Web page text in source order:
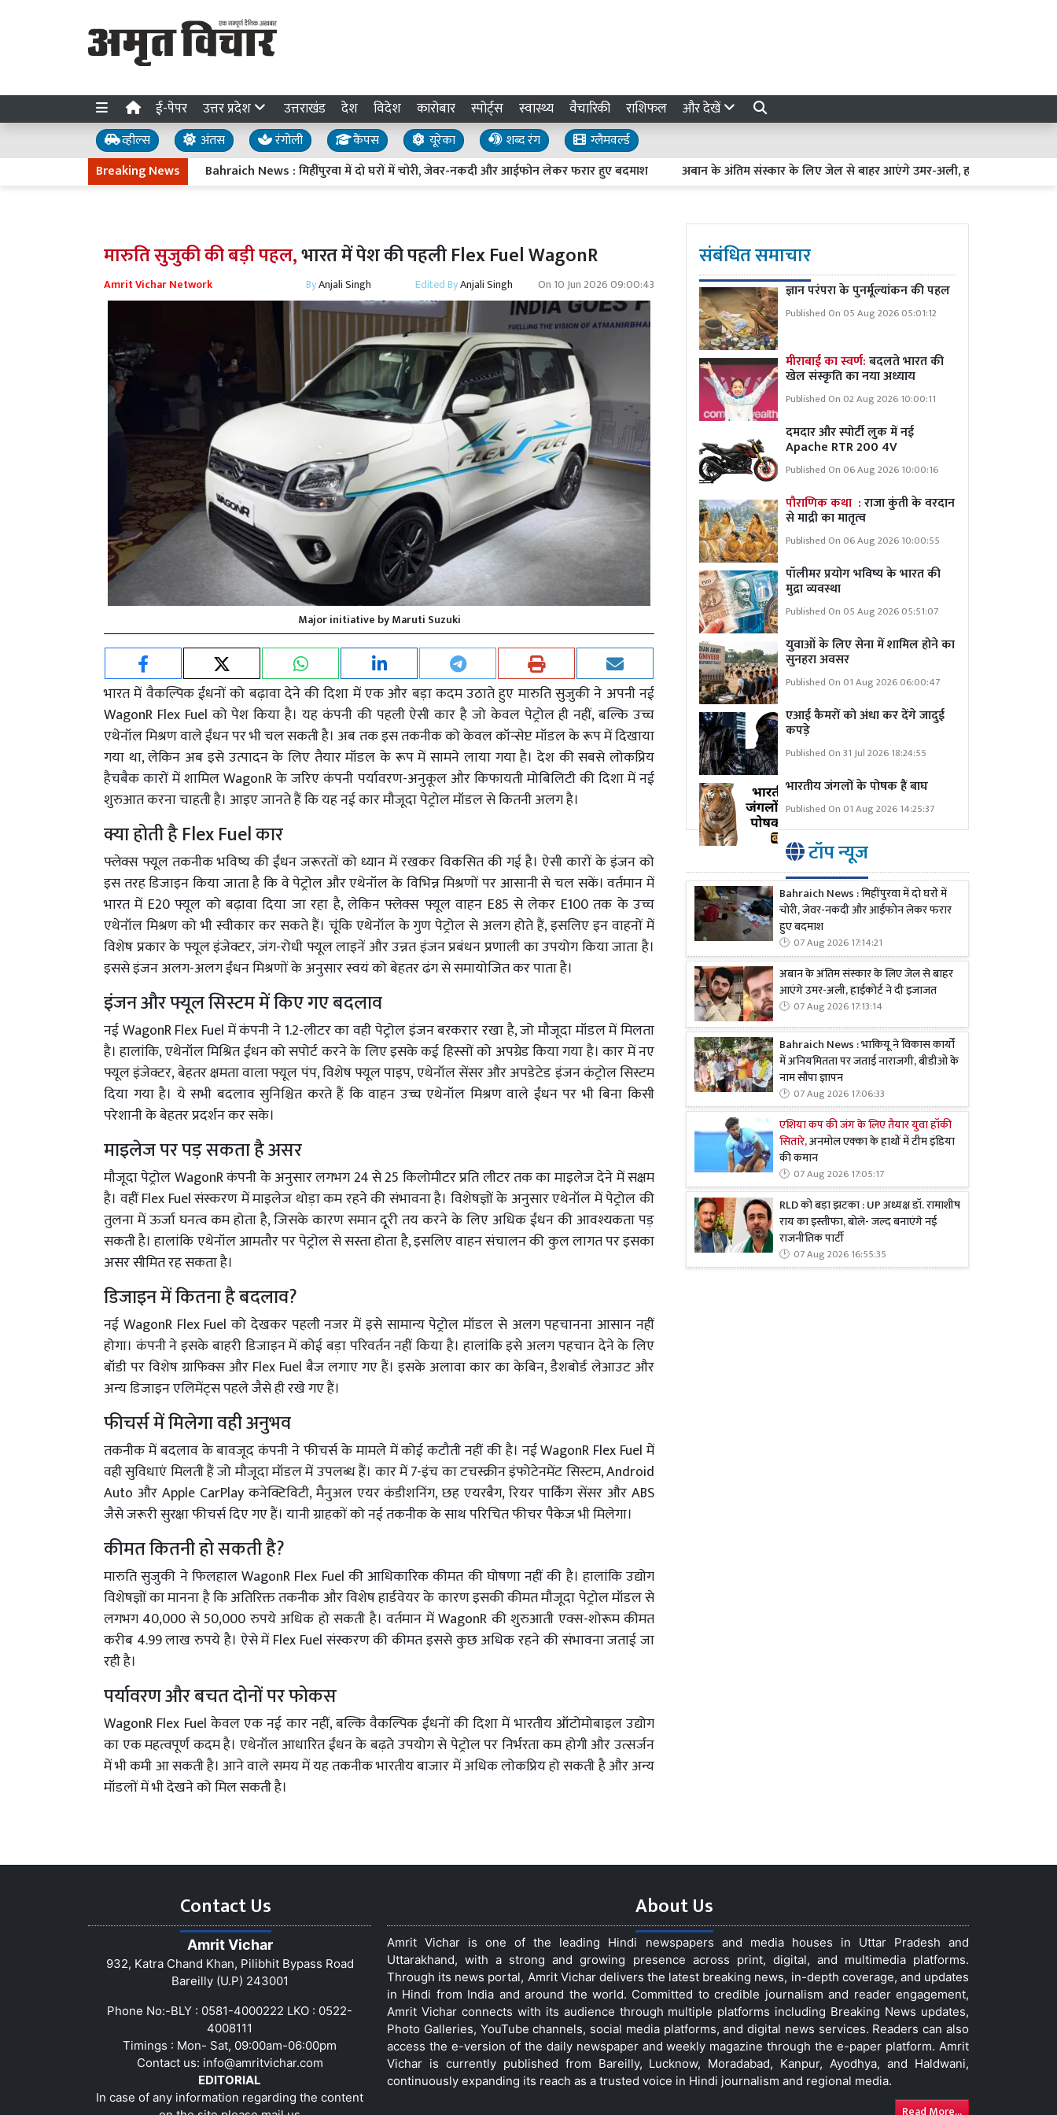
ई-पेपर उत्तर प्रदेश उत्तराखंड देश विदेश कारोबार स्पोर्ट्स स्वास्थ्य वैचारिकी राशिफल और देखें
व्हील्स अंतस रंगोली कैंपस यूरेका शब्द रंग
ग्लैमवर्ल्ड
Breaking NewsBahraich News : मिहींपुरवा में दो घरों में चोरी, जेवर-नकदी और आईफोन लेकर फरार हुए बदमाश अबान के अंतिम संस्कार के लिए जेल से बाहर आएंगे उमर-अली, हाईकोर्ट ने दी इजाजत
मारुति सुजुकी की बड़ी पहल,भारत में पेश की पहली Flex Fuel WagonR
Amrit Vichar Network ByAnjali Singh Edited ByAnjali Singh On 10 Jun 2026 09:00:43
Major initiative by Maruti Suzuki
भारत में वैकल्पिक ईंधनों को बढ़ावा देने की दिशा में एक और बड़ा कदम उठाते हुए मारुति सुजुकी ने अपनी नई
WagonR Flex Fuel को पेश किया है। यह कंपनी की पहली ऐसी कार है जो केवल पेट्रोल ही नहीं, बल्कि उच्च
एथेनॉल मिश्रण वाले ईंधन पर भी चल सकती है। अब तक इस तकनीक को केवल कॉन्सेप्ट मॉडल के रूप में दिखाया
गया था, लेकिन अब इसे उत्पादन के लिए तैयार मॉडल के रूप में सामने लाया गया है। देश की सबसे लोकप्रिय
हैचबैक कारों में शामिल WagonR के जरिए कंपनी पर्यावरण-अनुकूल और किफायती मोबिलिटी की दिशा में नई
शुरुआत करना चाहती है। आइए जानते हैं कि यह नई कार मौजूदा पेट्रोल मॉडल से कितनी अलग है।
क्या होती है Flex Fuel कार
फ्लेक्स फ्यूल तकनीक भविष्य की ईंधन जरूरतों को ध्यान में रखकर विकसित की गई है। ऐसी कारों के इंजन को
इस तरह डिजाइन किया जाता है कि वे पेट्रोल और एथेनॉल के विभिन्न मिश्रणों पर आसानी से चल सकें। वर्तमान में
भारत में E20 फ्यूल को बढ़ावा दिया जा रहा है, लेकिन फ्लेक्स फ्यूल वाहन E85 से लेकर E100 तक के उच्च
एथेनॉल मिश्रण को भी स्वीकार कर सकते हैं। चूंकि एथेनॉल के गुण पेट्रोल से अलग होते हैं, इसलिए इन वाहनों में
विशेष प्रकार के फ्यूल इंजेक्टर, जंग-रोधी फ्यूल लाइनें और उन्नत इंजन प्रबंधन प्रणाली का उपयोग किया जाता है।
इससे इंजन अलग-अलग ईंधन मिश्रणों के अनुसार स्वयं को बेहतर ढंग से समायोजित कर पाता है।
इंजन और फ्यूल सिस्टम में किए गए बदलाव
नई WagonR Flex Fuel में कंपनी ने 1.2-लीटर का वही पेट्रोल इंजन बरकरार रखा है, जो मौजूदा मॉडल में मिलता
है। हालांकि, एथेनॉल मिश्रित ईंधन को सपोर्ट करने के लिए इसके कई हिस्सों को अपग्रेड किया गया है। कार में नए
फ्यूल इंजेक्टर, बेहतर क्षमता वाला फ्यूल पंप, विशेष फ्यूल पाइप, एथेनॉल सेंसर और अपडेटेड इंजन कंट्रोल सिस्टम
दिया गया है। ये सभी बदलाव सुनिश्चित करते हैं कि वाहन उच्च एथेनॉल मिश्रण वाले ईंधन पर भी बिना किसी
परेशानी के बेहतर प्रदर्शन कर सके।
माइलेज पर पड़ सकता है असर
मौजूदा पेट्रोल WagonR कंपनी के अनुसार लगभग 24 से 25 किलोमीटर प्रति लीटर तक का माइलेज देने में सक्षम
है। वहीं Flex Fuel संस्करण में माइलेज थोड़ा कम रहने की संभावना है। विशेषज्ञों के अनुसार एथेनॉल में पेट्रोल की
तुलना में ऊर्जा घनत्व कम होता है, जिसके कारण समान दूरी तय करने के लिए अधिक ईंधन की आवश्यकता पड़
सकती है। हालांकि एथेनॉल आमतौर पर पेट्रोल से सस्ता होता है, इसलिए वाहन संचालन की कुल लागत पर इसका
असर सीमित रह सकता है।
डिजाइन में कितना है बदलाव?
नई WagonR Flex Fuel को देखकर पहली नजर में इसे सामान्य पेट्रोल मॉडल से अलग पहचानना आसान नहीं
होगा। कंपनी ने इसके बाहरी डिजाइन में कोई बड़ा परिवर्तन नहीं किया है। हालांकि इसे अलग पहचान देने के लिए
बॉडी पर विशेष ग्राफिक्स और Flex Fuel बैज लगाए गए हैं। इसके अलावा कार का केबिन, डैशबोर्ड लेआउट और
अन्य डिजाइन एलिमेंट्स पहले जैसे ही रखे गए हैं।
फीचर्स में मिलेगा वही अनुभव
तकनीक में बदलाव के बावजूद कंपनी ने फीचर्स के मामले में कोई कटौती नहीं की है। नई WagonR Flex Fuel में
वही सुविधाएं मिलती हैं जो मौजूदा मॉडल में उपलब्ध हैं। कार में 7-इंच का टचस्क्रीन इंफोटेनमेंट सिस्टम, Android
Auto और Apple CarPlay कनेक्टिविटी, मैनुअल एयर कंडीशनिंग, छह एयरबैग, रियर पार्किंग सेंसर और ABS
जैसे जरूरी सुरक्षा फीचर्स दिए गए हैं। यानी ग्राहकों को नई तकनीक के साथ परिचित फीचर पैकेज भी मिलेगा।
कीमत कितनी हो सकती है?
मारुति सुजुकी ने फिलहाल WagonR Flex Fuel की आधिकारिक कीमत की घोषणा नहीं की है। हालांकि उद्योग
विशेषज्ञों का मानना है कि अतिरिक्त तकनीक और विशेष हार्डवेयर के कारण इसकी कीमत मौजूदा पेट्रोल मॉडल से
लगभग 40,000 से 50,000 रुपये अधिक हो सकती है। वर्तमान में WagonR की शुरुआती एक्स-शोरूम कीमत
करीब 4.99 लाख रुपये है। ऐसे में Flex Fuel संस्करण की कीमत इससे कुछ अधिक रहने की संभावना जताई जा
रही है।
पर्यावरण और बचत दोनों पर फोकस
WagonR Flex Fuel केवल एक नई कार नहीं, बल्कि वैकल्पिक ईंधनों की दिशा में भारतीय ऑटोमोबाइल उद्योग
का एक महत्वपूर्ण कदम है। एथेनॉल आधारित ईंधन के बढ़ते उपयोग से पेट्रोल पर निर्भरता कम होगी और उत्सर्जन
में भी कमी आ सकती है। आने वाले समय में यह तकनीक भारतीय बाजार में अधिक लोकप्रिय हो सकती है और अन्य
मॉडलों में भी देखने को मिल सकती है।
संबंधित समाचार
ज्ञान परंपरा के पुनर्मूल्यांकन की पहल
Published On 05 Aug 2026 05:01:12
मीराबाई का स्वर्ण:बदलते भारत की
खेल संस्कृति का नया अध्याय
Published On 02 Aug 2026 10:00:11
दमदार और स्पोर्टी लुक में नई
Apache RTR 200 4V
Published On 06 Aug 2026 10:00:16
पौराणिक कथा :राजा कुंती के वरदान
से माद्री का मातृत्व
Published On 06 Aug 2026 10:00:55
पॉलीमर प्रयोग भविष्य के भारत की
मुद्रा व्यवस्था
Published On 05 Aug 2026 05:51:07
युवाओं के लिए सेना में शामिल होने का
सुनहरा अवसर
Published On 01 Aug 2026 06:00:47
एआई कैमरों को अंधा कर देंगे जादुई
कपड़े
Published On 31 Jul 2026 18:24:55
भारतीय जंगलों के पोषक हैं बाघ
Published On 01 Aug 2026 14:25:37
टॉप न्यूज
Bahraich News : मिहींपुरवा में दो घरों में
चोरी, जेवर-नकदी और आईफोन लेकर फरार
हुए बदमाश
07 Aug 2026 17:14:21
अबान के अंतिम संस्कार के लिए जेल से बाहर
आएंगे उमर-अली, हाईकोर्ट ने दी इजाजत
07 Aug 2026 17:13:14
Bahraich News : भाकियू ने विकास कार्यों
में अनियमितता पर जताई नाराजगी, बीडीओ के
नाम सौंपा ज्ञापन
07 Aug 2026 17:06:33
एशिया कप की जंग के लिए तैयार युवा हॉकी
सितारे,अनमोल एक्का के हाथों में टीम इंडिया
की कमान
07 Aug 2026 17:05:17
RLD को बड़ा झटका : UP अध्यक्ष डॉ. रामाशीष
राय का इस्तीफा, बोले- जल्द बनाएंगे नई
राजनीतिक पार्टी
07 Aug 2026 16:55:35
Contact Us
Amrit Vichar
932, Katra Chand Khan, Pilibhit Bypass Road
Bareilly (U.P) 243001
Phone No:-BLY : 0581-4000222 LKO : 0522-
4008111
Timings : Mon- Sat, 09:00am-06:00pm
Contact us: info@amritvichar.com
EDITORIAL
In case of any information regarding the content
About Us
Amrit Vichar is one of the leading Hindi newspapers and media houses in Uttar Pradesh and
Uttarakhand, with a strong and growing presence across print, digital, and multimedia platforms.
Through its news portal, Amrit Vichar delivers the latest breaking news, in-depth coverage, and updates
in Hindi from India and around the world. Committed to credible journalism and reader engagement,
Amrit Vichar connects with its audience through multiple platforms including Breaking News updates,
Photo Galleries, YouTube channels, social media platforms, and digital news services. Readers can also
access the e-version of the daily newspaper and weekly magazine through the e-paper platform. Amrit
Vichar is currently published from Bareilly, Lucknow, Moradabad, Kanpur, Ayodhya, and Haldwani,
continuously expanding its reach as a trusted voice in Hindi journalism and regional media.